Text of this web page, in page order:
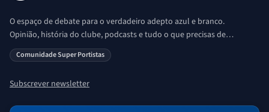
O espaço de debate para o verdadeiro adepto azul e branco.
Opinião, história do clube, podcasts e tudo o que precisas de
saber sobre o universo Porto. Ser Porto é aqui!
Comunidade Super Portistas
Subscrever newsletter